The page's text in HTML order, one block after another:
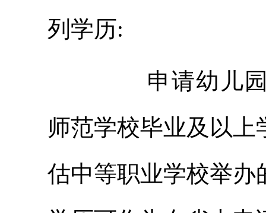
列学历:
申请幼儿园
师范学校毕业及以
估中等职业学校举办